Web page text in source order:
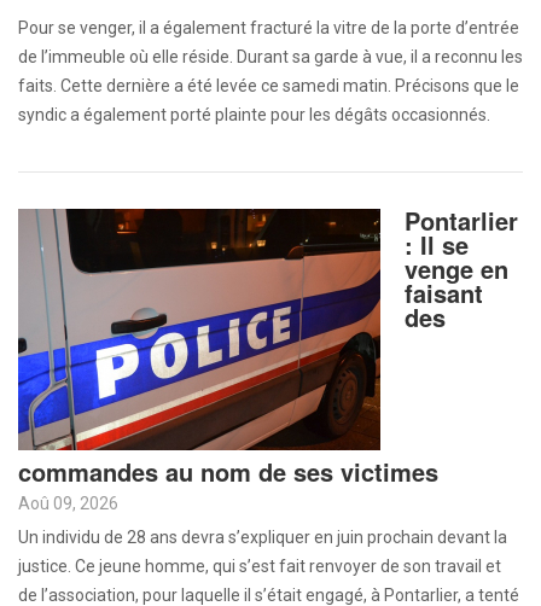
Pour se venger, il a également fracturé la vitre de la porte d’entrée
de l’immeuble où elle réside. Durant sa garde à vue, il a reconnu les
faits. Cette dernière a été levée ce samedi matin. Précisons que le
syndic a également porté plainte pour les dégâts occasionnés.
Pontarlier
: Il se
venge en
faisant
des
commandes au nom de ses victimes
Aoû 09, 2026
Un individu de 28 ans devra s’expliquer en juin prochain devant la
justice. Ce jeune homme, qui s’est fait renvoyer de son travail et
de l’association, pour laquelle il s’était engagé, à Pontarlier, a tenté